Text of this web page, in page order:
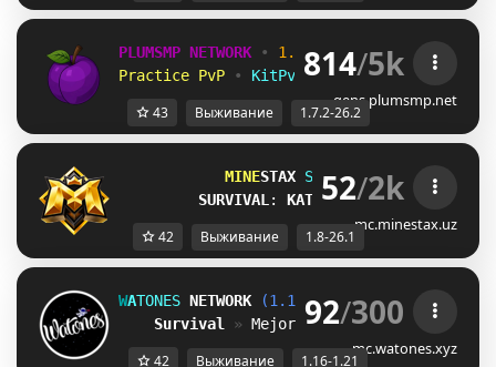
PLUMSMP NETWORK • 1.7.2 ➜ 26.2
Practice PvP
• KitPvP • Lifesteal
814/5k
gens.plumsmp.net
43 Выживание 1.7.2-26.2
MINESTAX Serveri [1.8-26.1]
SURVIVAL : KATTA YANGILANISH!
52/2k
mc.minestax.uz
42 Выживание 1.8-26.1
WATONES NETWORK
(1.16 - 1.21)
Survival
» Mejor Vanilla de Latam
92/300
mc.watones.xyz
42 Выживание 1.16-1.21